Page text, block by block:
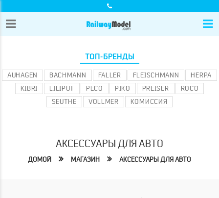
ТОП-БРЕНДЫ
AUHAGEN BACHMANN FALLER FLEISCHMANN
HERPA
KIBRI
LILIPUT PECO PIKO PREISER
ROCO
SEUTHE
VOLLMER КОМИССИЯ
АКСЕССУАРЫ ДЛЯ АВТО
ДОМОЙ МАГАЗИН АКСЕССУАРЫ ДЛЯ АВТО